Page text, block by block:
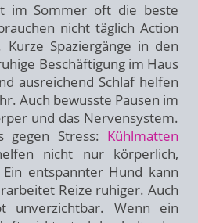
im Sommer oft die beste
nicht täglich Action
Spaziergänge in den
Beschäftigung im Haus
ausreichend Schlaf helfen
Auch bewusste Pausen im
und das Nervensystem.
gegen Stress: Kühlmatten
nicht nur körperlich,
entspannter Hund kann
Reize ruhiger. Auch
unverzichtbar. Wenn ein